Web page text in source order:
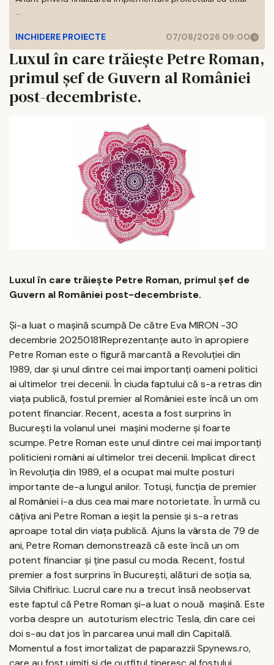
...
INCHIDERE PROIECTE 07/08/2026 09:00
Luxul în care trăiește Petre Roman,
primul șef de Guvern al României
post-decembriste.
Luxul în care trăiește Petre Roman, primul șef de
Guvern al României post-decembriste.
Și-a luat o mașină scumpă De către Eva MIRON -30
decembrie 20250181Reprezentanțe auto în apropiere
Petre Roman este o figură marcantă a Revoluției din
1989, dar și unul dintre cei mai importanți oameni politici
ai ultimelor trei decenii. În ciuda faptului că s-a retras din
viața publică, fostul premier al României este încă un om
potent financiar. Recent, acesta a fost surprins în
București la volanul unei mașini moderne și foarte
scumpe. Petre Roman este unul dintre cei mai importanți
politicieni români ai ultimelor trei decenii. Implicat direct
în Revoluția din 1989, el a ocupat mai multe posturi
importante de-a lungul anilor. Totuși, funcția de premier
al României i-a dus cea mai mare notorietate. În urmă cu
câțiva ani Petre Roman a ieșit la pensie și s-a retras
aproape total din viața publică. Ajuns la vârsta de 79 de
ani, Petre Roman demonstrează că este încă un om
potent financiar și ține pasul cu moda. Recent, fostul
premier a fost surprins în București, alături de soția sa,
Silvia Chifiriuc. Lucrul care nu a trecut însă neobservat
este faptul că Petre Roman și-a luat o nouă mașină. Este
vorba despre un autoturism electric Tesla, din care cei
doi s-au dat jos în parcarea unui mall din Capitală.
Momentul a fost imortalizat de paparazzii Spynews.ro,